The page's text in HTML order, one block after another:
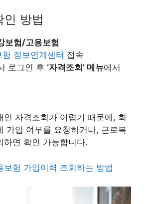
인 방법
보험/고용보험
정보연계센터 접속
로그인 후 ‘자격조회’ 메뉴에서
인 자격조회가 어렵기 때문에, 회
가입 여부를 요청하거나, 근로복
하면 확인 가능합니다.
보험 가입이력 조회하는 방법